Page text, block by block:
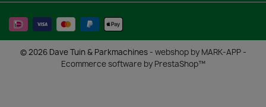
© 2026 Dave Tuin & Parkmachines - webshop by MARK-APP-
Ecommerce software by PrestaShop™